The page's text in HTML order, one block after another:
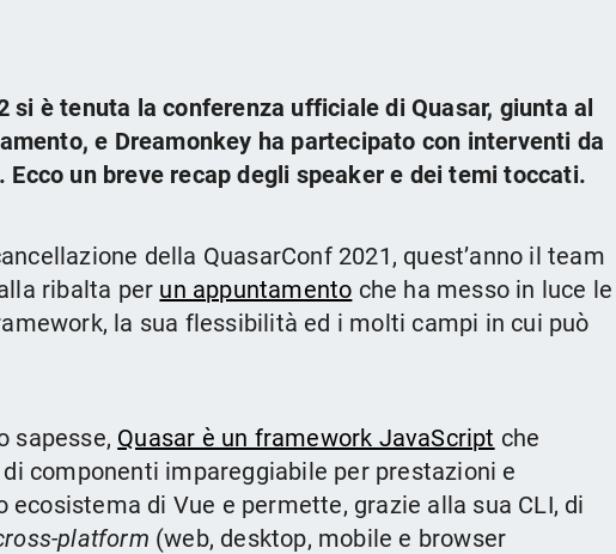
si è tenuta la conferenza ufficiale di Quasar, giunta al
e Dreamonkey ha partecipato con interventi da
Ecco un breve recap degli speaker e dei temi toccati.
della QuasarConf 2021, quest’anno il team
ribalta per un appuntamento che ha messo in luce le
la sua flessibilità ed i molti campi in cui può
sapesse, Quasar è un framework JavaScript che
componenti impareggiabile per prestazioni e
ecosistema di Vue e permette, grazie alla sua CLI, di
platform (web, desktop, mobile e browser